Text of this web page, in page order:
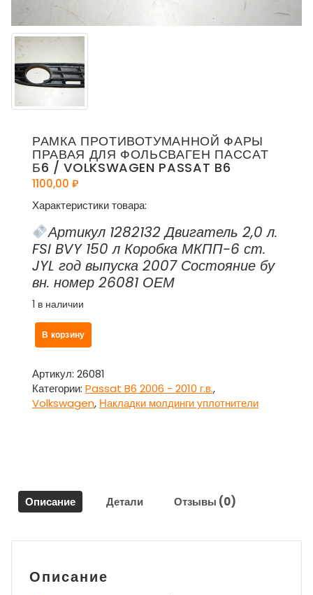
РАМКА ПРОТИВОТУМАННОЙ ФАРЫ
ПРАВАЯ ДЛЯ ФОЛЬСВАГЕН ПАССАТ
Б6 / VOLKSWAGEN PASSAT B6
1100,00 ₽
Характеристики товара:
Артикул 1282132 Двигатель 2,0 л.
FSI BVY 150 л Коробка МКПП-6 ст.
JYL год выпуска 2007 Состояние бу
вн. номер 26081 ОЕМ
1 в наличии
Количество
товара
противотуманной
фары
правая
Volkswagen
Passat
В корзину
Артикул: 26081
Категории: Passat B6 2006 - 2010 г.в.,
Volkswagen, Накладки молдинги уплотнители
Описание Детали Отзывы (0)
Описание